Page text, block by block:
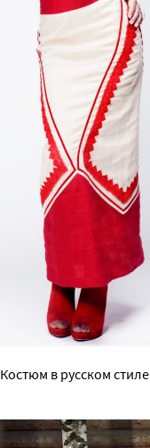
Костюм в русском стиле